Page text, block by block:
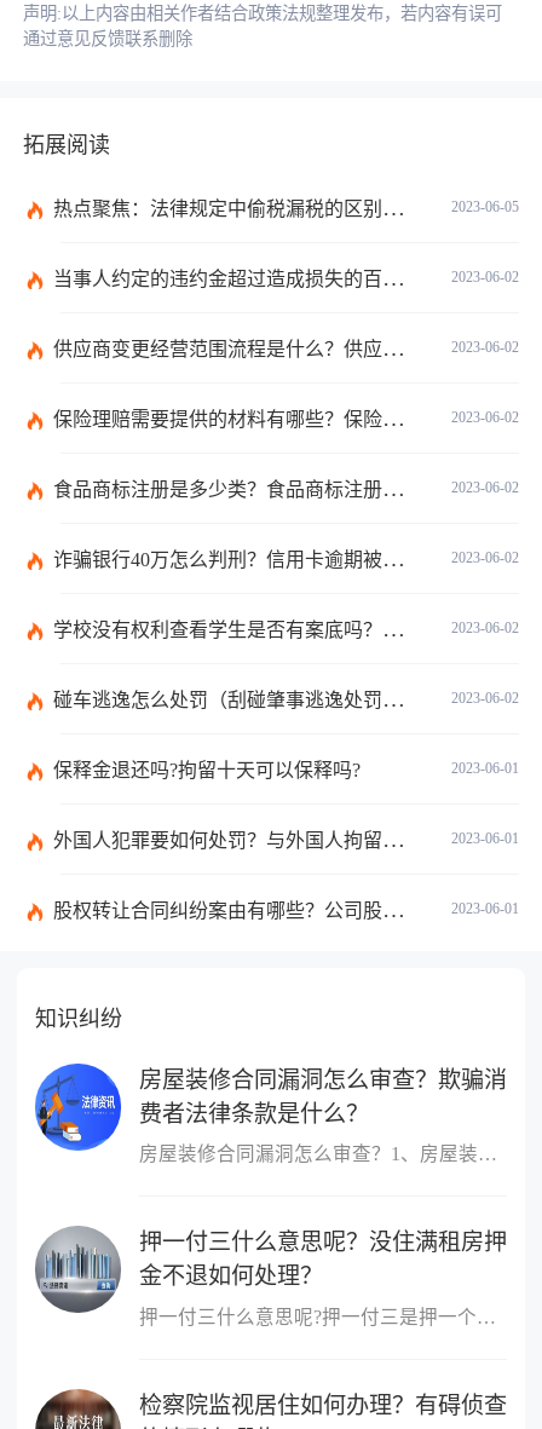
声明:以上内容由相关作者结合政策法规整理发布，若内容有误可
通过意见反馈联系删除
拓展阅读
2023-06-05
热点聚焦：法律规定中偷税漏税的区别在哪？偷税100万起会不会判刑？
2023-06-02
当事人约定的违约金超过造成损失的百分之三十的怎么办？
2023-06-02
供应商变更经营范围流程是什么？供应商管理的目的是什么？
2023-06-02
保险理赔需要提供的材料有哪些？保险理赔的材料有哪些法律依据？
2023-06-02
食品商标注册是多少类？食品商标注册是什么意思？
2023-06-02
诈骗银行40万怎么判刑？信用卡逾期被起诉了还能协商吗？
2023-06-02
学校没有权利查看学生是否有案底吗？有案底子女学校能查到吗？
2023-06-02
碰车逃逸怎么处罚（刮碰肇事逃逸处罚怎么规定的）
2023-06-01
保释金退还吗?拘留十天可以保释吗?
2023-06-01
外国人犯罪要如何处罚？与外国人拘留审查期限有关的法律规定有哪些？
2023-06-01
股权转让合同纠纷案由有哪些？公司股权纠纷如何处理？
知识纠纷
房屋装修合同漏洞怎么审查？欺骗消
费者法律条款是什么？
房屋装修合同漏洞怎么审查？1、房屋装修合同漏洞的审查首先应明晰是...
押一付三什么意思呢？没住满租房押
金不退如何处理？
押一付三什么意思呢?押一付三是押一个月的付三个月，那就是第一次要...
检察院监视居住如何办理？有碍侦查